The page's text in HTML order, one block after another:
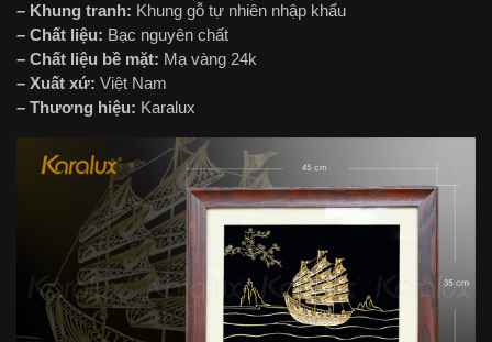
– Khung tranh: Khung gỗ tự nhiên nhập khẩu
– Chất liệu: Bạc nguyên chất
– Chất liệu bề mặt: Mạ vàng 24k
– Xuất xứ: Việt Nam
– Thương hiệu: Karalux